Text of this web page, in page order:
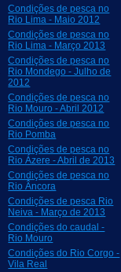
Condições de pesca no
Rio Lima - Maio 2012
Condições de pesca no
Rio Lima - Março 2013
Condições de pesca no
Rio Mondego - Julho de
2012
Condições de pesca no
Rio Mouro - Abril 2012
Condições de pesca no
Rio Pomba
Condições de pesca no
Rio Ázere - Abril de 2013
Condições de pesca no
Rio Âncora
Condições de pesca Rio
Neiva - Março de 2013
Condições do caudal -
Rio Mouro
Condições do Rio Corgo -
Vila Real